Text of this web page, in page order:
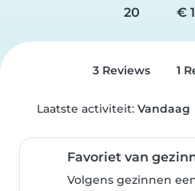
20
€
3 Reviews 1
Laatste activiteit: Vandaag
Favoriet van
Volgens gezinnen